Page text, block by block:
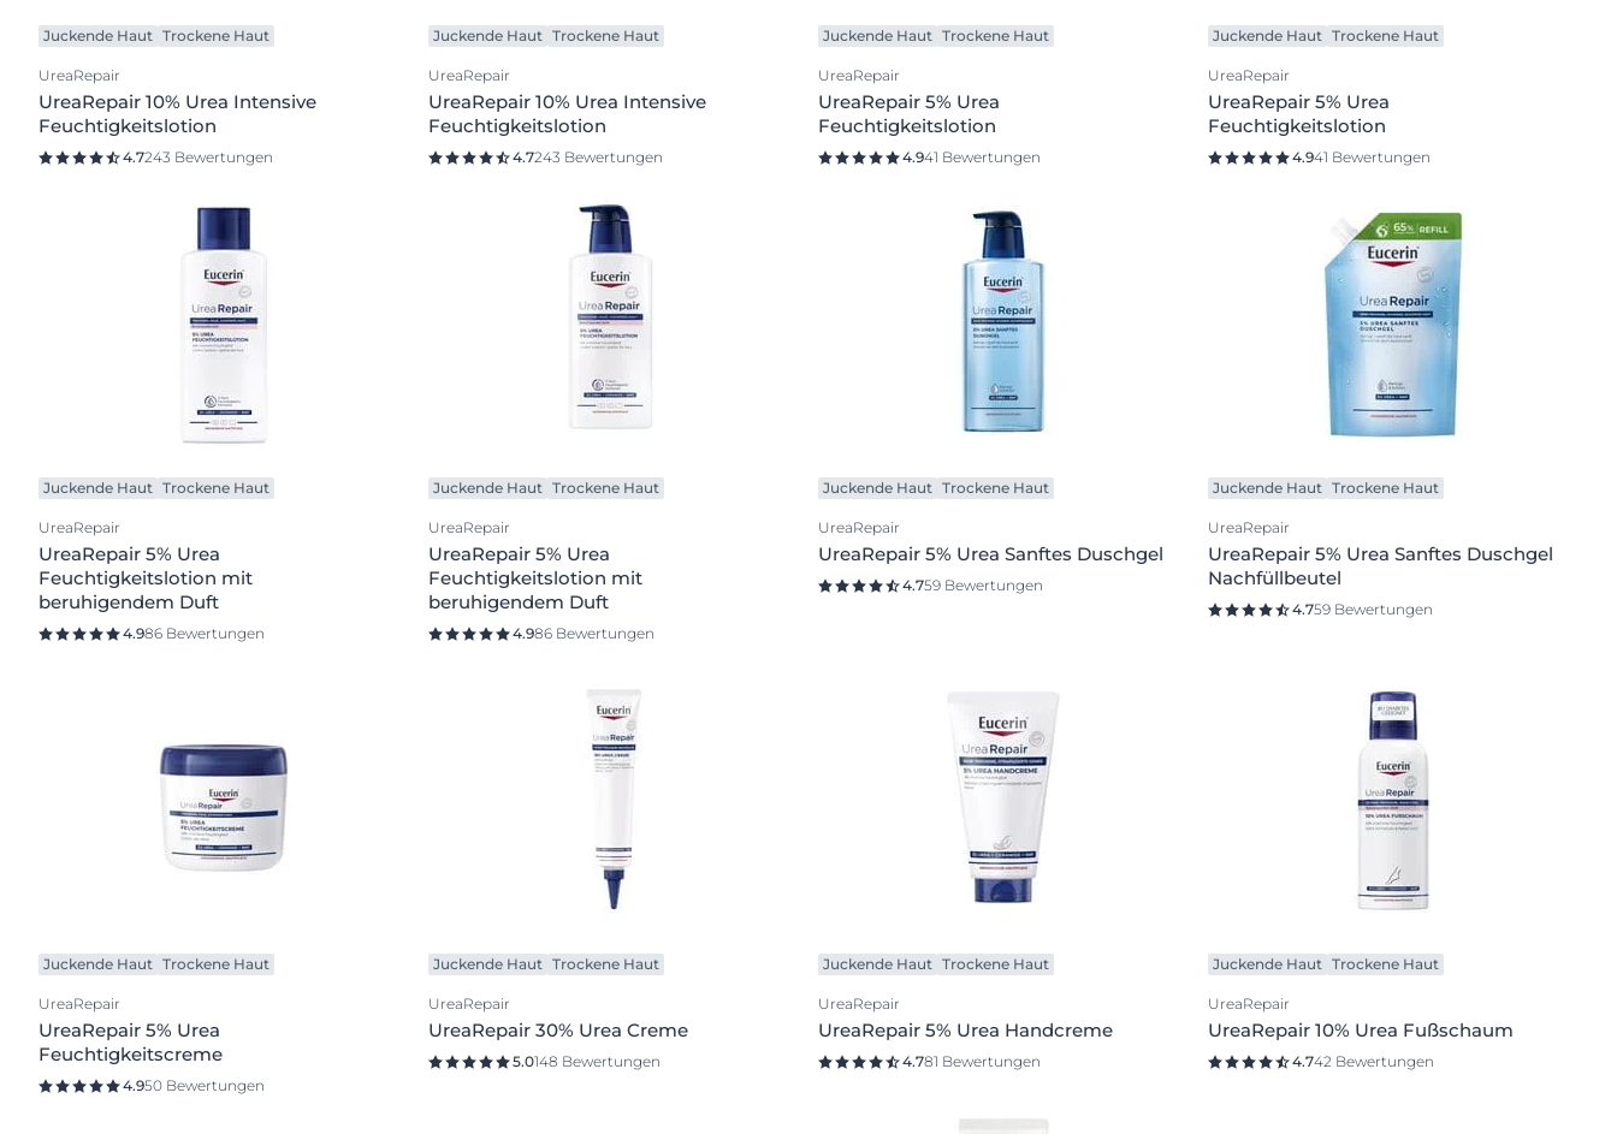
Juckende Haut Trockene Haut
UreaRepair
UreaRepair 10% Urea Intensive
Feuchtigkeitslotion
4.7243 Bewertungen
Juckende Haut Trockene Haut
UreaRepair
UreaRepair 10% Urea Intensive
Feuchtigkeitslotion
4.7243 Bewertungen
Juckende Haut Trockene Haut
UreaRepair
UreaRepair 5% Urea
Feuchtigkeitslotion
4.941 Bewertungen
Juckende Haut Trockene Haut
UreaRepair
UreaRepair 5% Urea
Feuchtigkeitslotion
4.941 Bewertungen
Juckende Haut Trockene Haut
UreaRepair
UreaRepair 5% Urea
Feuchtigkeitslotion mit
beruhigendem Duft
4.986 Bewertungen
Juckende Haut Trockene Haut
UreaRepair
UreaRepair 5% Urea
Feuchtigkeitslotion mit
beruhigendem Duft
4.986 Bewertungen
Juckende Haut Trockene Haut
UreaRepair
UreaRepair 5% Urea Sanftes Duschgel
4.759 Bewertungen
Juckende Haut Trockene Haut
UreaRepair
UreaRepair 5% Urea Sanftes Duschgel
Nachfüllbeutel
4.759 Bewertungen
Juckende Haut Trockene Haut
UreaRepair
UreaRepair 5% Urea
Feuchtigkeitscreme
4.950 Bewertungen
Juckende Haut Trockene Haut
UreaRepair
UreaRepair 30% Urea Creme
5.0148 Bewertungen
Juckende Haut Trockene Haut
UreaRepair
UreaRepair 5% Urea Handcreme
4.781 Bewertungen
Juckende Haut Trockene Haut
UreaRepair
UreaRepair 10% Urea Fußschaum
4.742 Bewertungen